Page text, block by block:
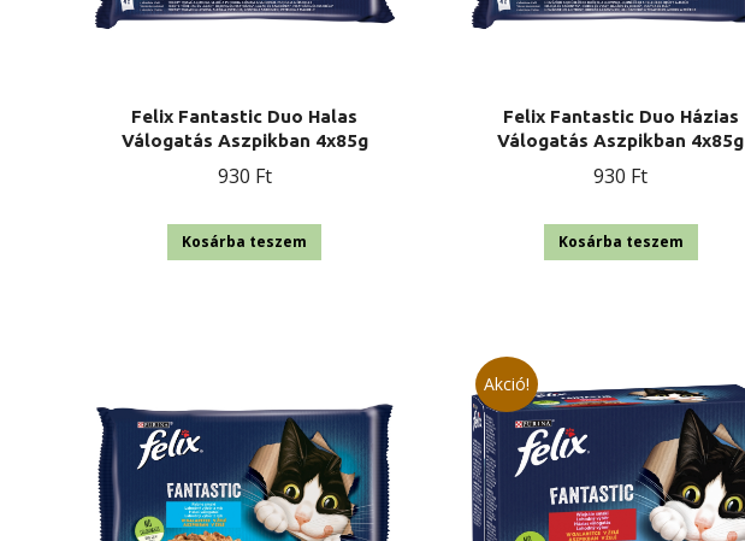
Felix Fantastic Duo Halas
Válogatás Aszpikban 4x85g
930 Ft
Kosárba teszem
Felix Fantastic Duo Házias
Válogatás Aszpikban 4x85g
930 Ft
Kosárba teszem
Akció!